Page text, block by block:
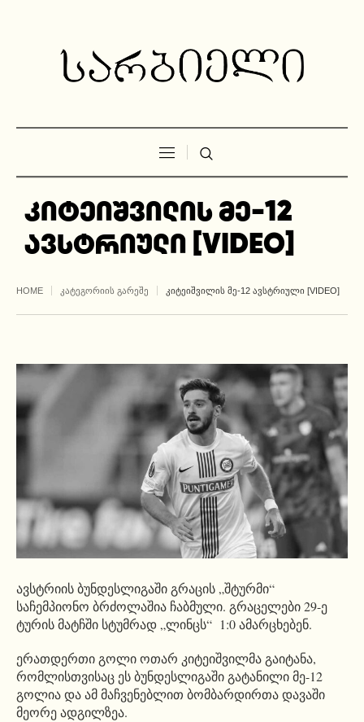
კიტეიშვილის მე-12
ავსტრიული [VIDEO]
HOME ᲙᲐᲢᲔᲒᲝᲠᲘᲘᲡ ᲒᲐᲠᲔᲨᲔ ᲙᲘᲢᲔᲘᲨᲕᲘᲚᲘᲡ ᲛᲔ-12 ᲐᲕᲡᲢᲠᲘᲣᲚᲘ [VIDEO]
ავსტრიის ბუნდესლიგაში გრაცის „შტურმი“
საჩემპიონო ბრძოლაშია ჩაბმული. გრაცელები 29-ე
ტურის მატჩში სტუმრად „ლინცს“ 1:0 ამარცხებენ.
ერათდერთი გოლი ოთარ კიტეიშვილმა გაიტანა,
რომლისთვისაც ეს ბუნდესლიგაში გატანილი მე-12
გოლია და ამ მაჩვენებლით ბომბარდირთა დავაში
მეორე ადგილზეა.